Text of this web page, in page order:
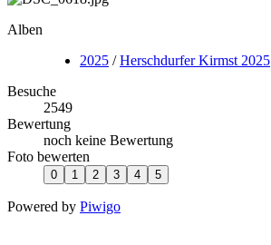
Alben
2025 /Herschdurfer Kirmst 2025
Besuche
2549
Bewertung
noch keine Bewertung
Foto bewerten
Powered by Piwigo